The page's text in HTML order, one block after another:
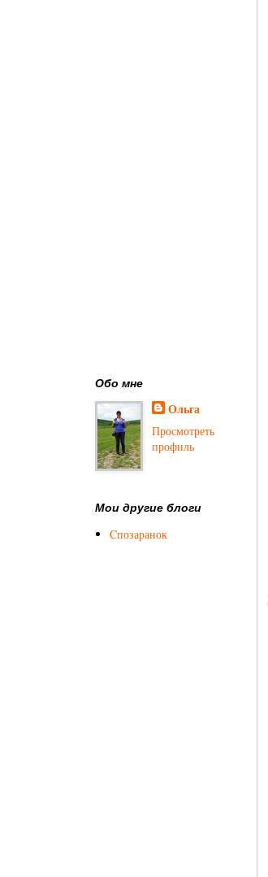
Обо мне
Ольга
Просмотреть
профиль
Мои другие блоги
Cпозаранок